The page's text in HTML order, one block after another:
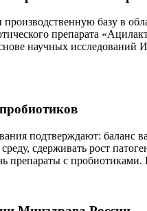
базу в
препарата
научных исследований
подтверждают: баланс
сдерживать рост
препараты с